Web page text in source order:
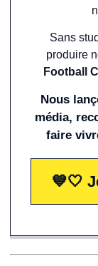
Sans
produire
Football
Nous
média,
faire
💙🤍